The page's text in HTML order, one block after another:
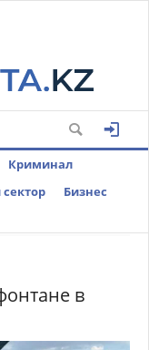
Криминал
Бизнес
в